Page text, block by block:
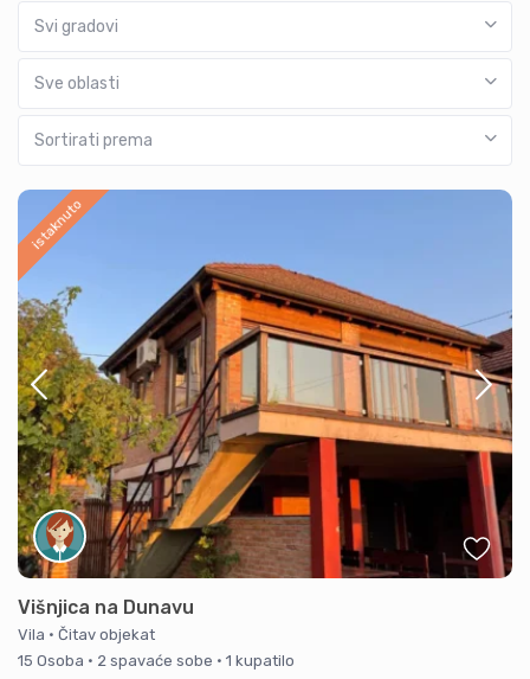
Svi gradovi
Sve oblasti
Sortirati prema
istaknuto
Višnjica na Dunavu
Vila · Čitav objekat
15 Osoba · 2 spavaće sobe · 1 kupatilo